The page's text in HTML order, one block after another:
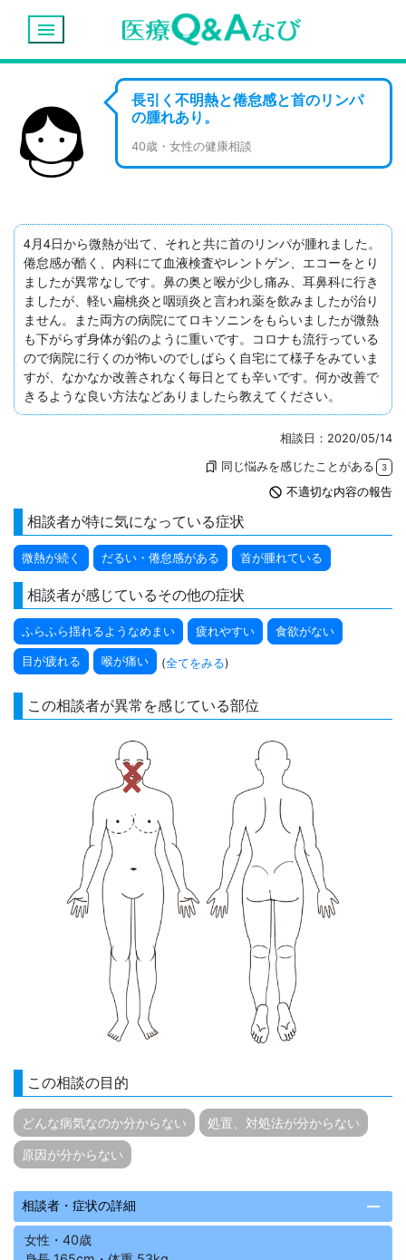
menu
長引く不明熱と倦怠感と首のリンパ
の腫れあり。
40歳・女性の健康相談
4月4日から微熱が出て、それと共に首のリンパが腫れました。
倦怠感が酷く、内科にて血液検査やレントゲン、エコーをとり
ましたが異常なしです。鼻の奥と喉が少し痛み、耳鼻科に行き
ましたが、軽い扁桃炎と咽頭炎と言われ薬を飲みましたが治り
ません。また両方の病院にてロキソニンをもらいましたが微熱
も下がらず身体が鉛のように重いです。コロナも流行っている
ので病院に行くのが怖いのでしばらく自宅にて様子をみていま
すが、なかなか改善されなく毎日とても辛いです。何か改善で
きるような良い方法などありましたら教えてください。
相談日：2020/05/14
bookmarks 同じ悩みを感じたことがある 3
not_interested 不適切な内容の報告
相談者が特に気になっている症状
微熱が続く だるい・倦怠感がある 首が腫れている
相談者が感じているその他の症状
ふらふら揺れるようなめまい 疲れやすい 食欲がない
目が疲れる 喉が痛い (全てをみる)
この相談者が異常を感じている部位
この相談の目的
どんな病気なのか分からない 処置、対処法が分からない
原因が分からない
相談者・症状の詳細 remove
女性・40歳